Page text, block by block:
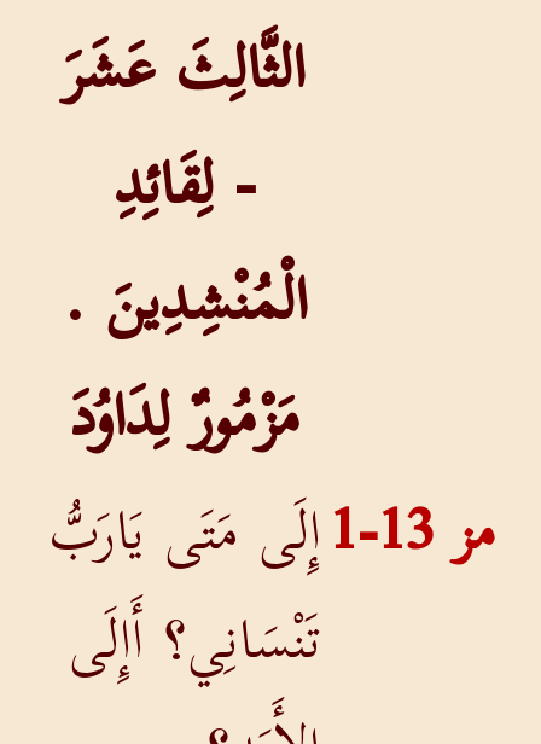
الثَّالِثَ عَشَرَ
- لِقَائِدِ
الْمُنْشِدِينَ .
مَزْمُورٌ لِدَاوُدَ
مز 13-1
إِلَى مَتَى يَارَبُّ
تَنْسَانِي؟ أَإِلَى